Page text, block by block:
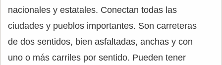
nacionales y estatales. Conectan todas las
ciudades y pueblos importantes. Son carreteras
de dos sentidos, bien asfaltadas, anchas y con
uno o más carriles por sentido. Pueden tener